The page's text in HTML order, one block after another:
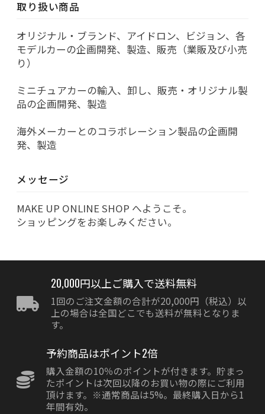
取り扱い商品
オリジナル・ブランド、アイドロン、ビジョン、各
モデルカーの企画開発、製造、販売（業販及び小売
り）
ミニチュアカーの輸入、卸し、販売・オリジナル製
品の企画開発、製造
海外メーカーとのコラボレーション製品の企画開
発、製造
メッセージ
MAKE UP ONLINE SHOP へようこそ。
ショッピングをお楽しみください。
20,000円以上ご購入で送料無料
1回のご注文金額の合計が20,000円（税込）以
上の場合は全国どこでも送料が無料となりま
す。
予約商品はポイント2倍
購入金額の10％のポイントが付きます。貯まっ
たポイントは次回以降のお買い物の際にご利用
頂けます。※通常商品は5%。最終購入日から1
年間有効。